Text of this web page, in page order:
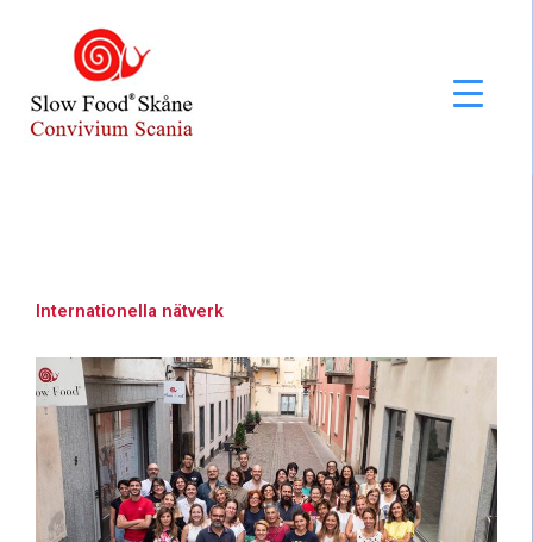
Internationella nätverk